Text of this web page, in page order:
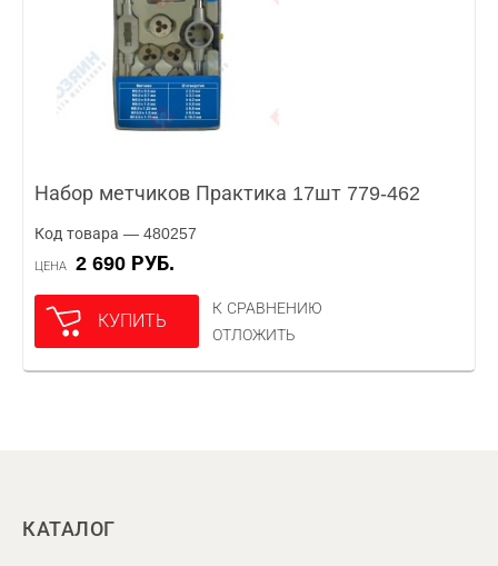
Набор метчиков Практика 17шт 779-462
Код товара — 480257
ЦЕНА 2 690 РУБ.
КУПИТЬ
К СРАВНЕНИЮ
ОТЛОЖИТЬ
КАТАЛОГ